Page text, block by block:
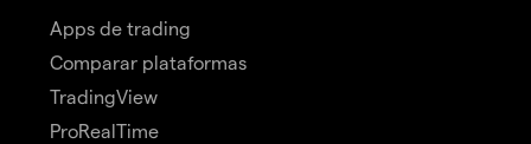
Apps de trading
Comparar plataformas
TradingView
ProRealTime